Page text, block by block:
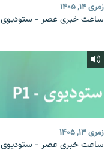
زمری ۱۴, ۱۴۰۵
ساعت خبری عصر - ستودیوی P1
زمری ۱۳, ۱۴۰۵
ساعت خبری عصر - ستودیوی P1